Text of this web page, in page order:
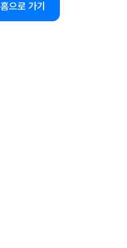
홈으로 가기